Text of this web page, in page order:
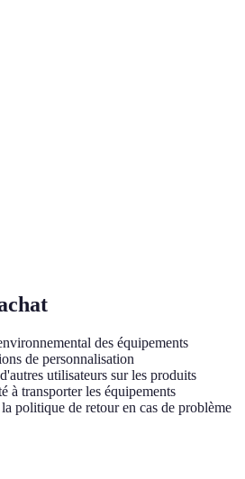
des équipements
de personnalisation
utilisateurs sur les produits
à transporter les équipements
politique de retour en cas de problème